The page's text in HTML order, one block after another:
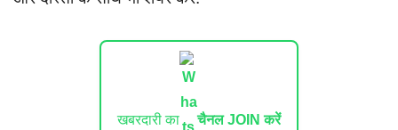
खबरदारी का चैनल JOIN करें